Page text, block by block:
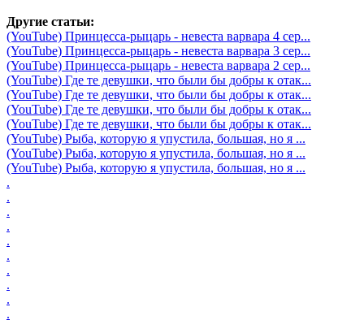
Другие статьи:
(YouTube) Принцесса-рыцарь - невеста варвара 4 сер...
(YouTube) Принцесса-рыцарь - невеста варвара 3 сер...
(YouTube) Принцесса-рыцарь - невеста варвара 2 сер...
(YouTube) Где те девушки, что были бы добры к отак...
(YouTube) Где те девушки, что были бы добры к отак...
(YouTube) Где те девушки, что были бы добры к отак...
(YouTube) Где те девушки, что были бы добры к отак...
(YouTube) Рыба, которую я упустила, большая, но я ...
(YouTube) Рыба, которую я упустила, большая, но я ...
(YouTube) Рыба, которую я упустила, большая, но я ...
.
.
.
.
.
.
.
.
.
.